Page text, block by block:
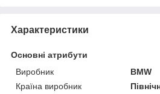
Характеристики
Основні атрибути
Виробник
BMW
Країна виробник